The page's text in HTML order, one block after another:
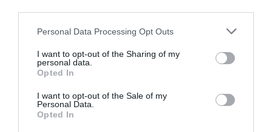
Please note that this website/app uses one or more Google
not limited to your visit or usage behaviour. You may click to
grant or deny consent to Google and its third-party tags to
use your data for below specified purposes in below Google
consent section.
Personal Data Processing Opt Outs
I want to opt-out of the Sharing of my
personal data.
Opted In
I want to opt-out of the Sale of my
Personal Data.
Opted In
La Vuelta Femenina 2026 by Carrefour.es arrancará el
próximo domingo 3 de mayo y se disputará hasta el sábado
Leer Más